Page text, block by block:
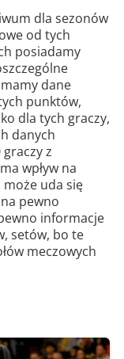
dla sezonów
od tych
posiadamy
dane
punktów,
dla tych graczy,
danych
z
wpływ na
uda się
pewno
informacje
setów, bo te
meczowych